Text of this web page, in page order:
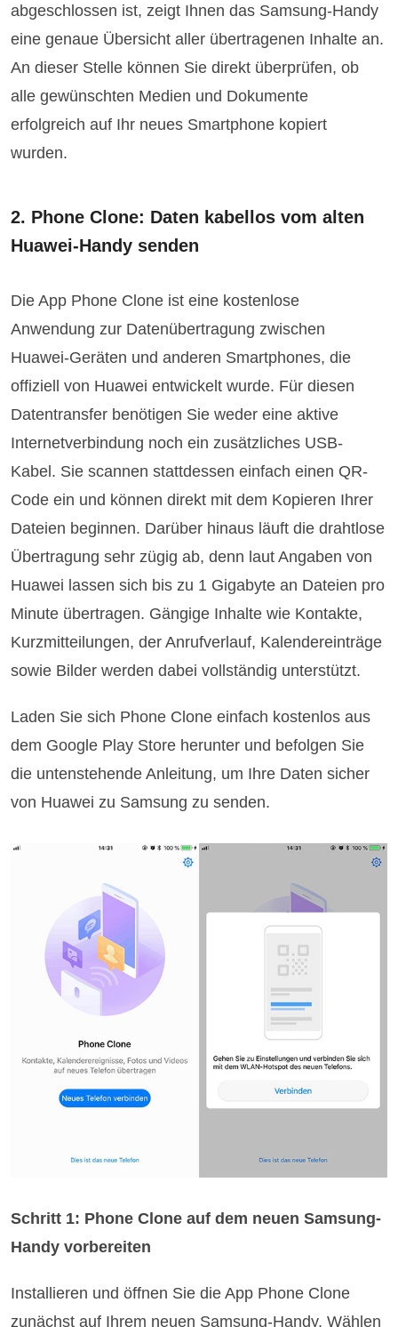
abgeschlossen ist, zeigt Ihnen das Samsung-Handy
eine genaue Übersicht aller übertragenen Inhalte an.
An dieser Stelle können Sie direkt überprüfen, ob
alle gewünschten Medien und Dokumente
erfolgreich auf Ihr neues Smartphone kopiert
wurden.
2. Phone Clone: Daten kabellos vom alten
Huawei-Handy senden
Die App Phone Clone ist eine kostenlose
Anwendung zur Datenübertragung zwischen
Huawei-Geräten und anderen Smartphones, die
offiziell von Huawei entwickelt wurde. Für diesen
Datentransfer benötigen Sie weder eine aktive
Internetverbindung noch ein zusätzliches USB-
Kabel. Sie scannen stattdessen einfach einen QR-
Code ein und können direkt mit dem Kopieren Ihrer
Dateien beginnen. Darüber hinaus läuft die drahtlose
Übertragung sehr zügig ab, denn laut Angaben von
Huawei lassen sich bis zu 1 Gigabyte an Dateien pro
Minute übertragen. Gängige Inhalte wie Kontakte,
Kurzmitteilungen, der Anrufverlauf, Kalendereinträge
sowie Bilder werden dabei vollständig unterstützt.
Laden Sie sich Phone Clone einfach kostenlos aus
dem Google Play Store herunter und befolgen Sie
die untenstehende Anleitung, um Ihre Daten sicher
von Huawei zu Samsung zu senden.
Schritt 1: Phone Clone auf dem neuen Samsung-
Handy vorbereiten
Installieren und öffnen Sie die App Phone Clone
zunächst auf Ihrem neuen Samsung-Handy. Wählen